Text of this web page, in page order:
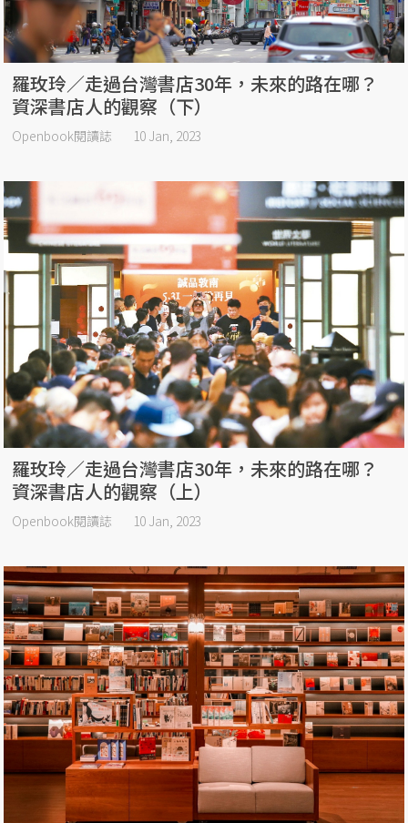
羅玫玲／走過台灣書店30年，未來的路在哪？
資深書店人的觀察（下）
Openbook閱讀誌 10 Jan, 2023
羅玫玲／走過台灣書店30年，未來的路在哪？
資深書店人的觀察（上）
Openbook閱讀誌 10 Jan, 2023